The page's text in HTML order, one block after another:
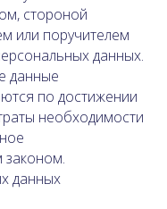
стороной
или поручителем
данных.
данные
по достижении
необходимости
законом.
данных